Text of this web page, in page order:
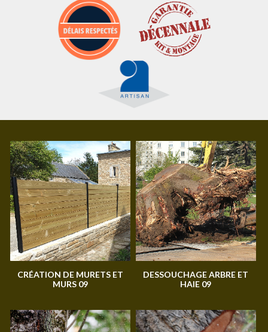
CRÉATION DE MURETS ET
MURS 09
DESSOUCHAGE ARBRE ET
HAIE 09